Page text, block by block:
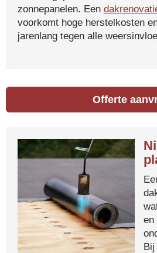
zonnepanelen. Een
voorkomt hoge herstelkosten
jarenlang tegen alle
Offerte
en
Bij